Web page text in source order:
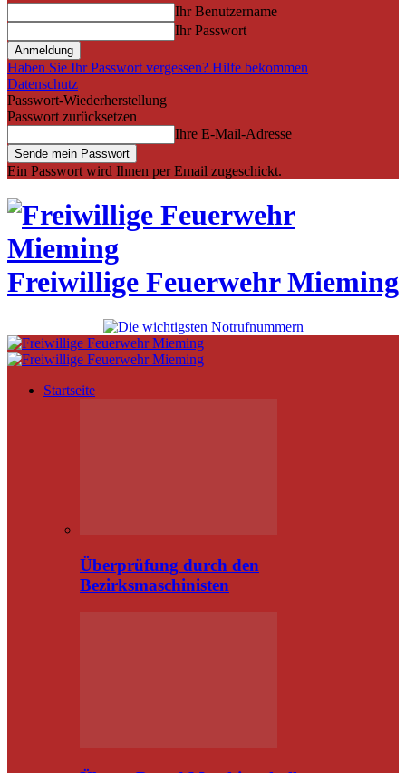
Ihr Benutzername
Ihr Passwort
Haben Sie Ihr Passwort vergessen? Hilfe bekommen
Datenschutz
Passwort-Wiederherstellung
Passwort zurücksetzen
Ihre E-Mail-Adresse
Ein Passwort wird Ihnen per Email zugeschickt.
Freiwillige Feuerwehr Mieming
Startseite
Überprüfung durch den
Bezirksmaschinisten